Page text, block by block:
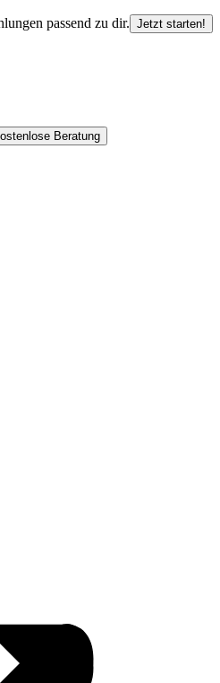
passend zu dir. Jetzt starten!
Beratung